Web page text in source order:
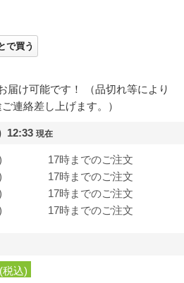
で買う
届け可能です！ （品切れ等により
連絡差し上げます。）
12:33 現在
17時までのご注文
17時までのご注文
17時までのご注文
17時までのご注文
(税込)